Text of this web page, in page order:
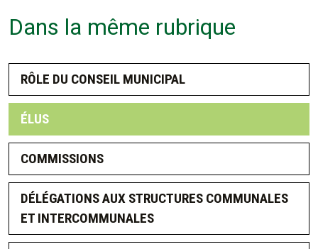
Dans la même rubrique
RÔLE DU CONSEIL MUNICIPAL
ÉLUS
COMMISSIONS
DÉLÉGATIONS AUX STRUCTURES COMMUNALES
ET INTERCOMMUNALES